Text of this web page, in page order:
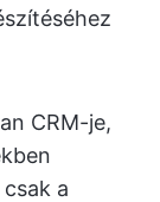
CRM-je,
a